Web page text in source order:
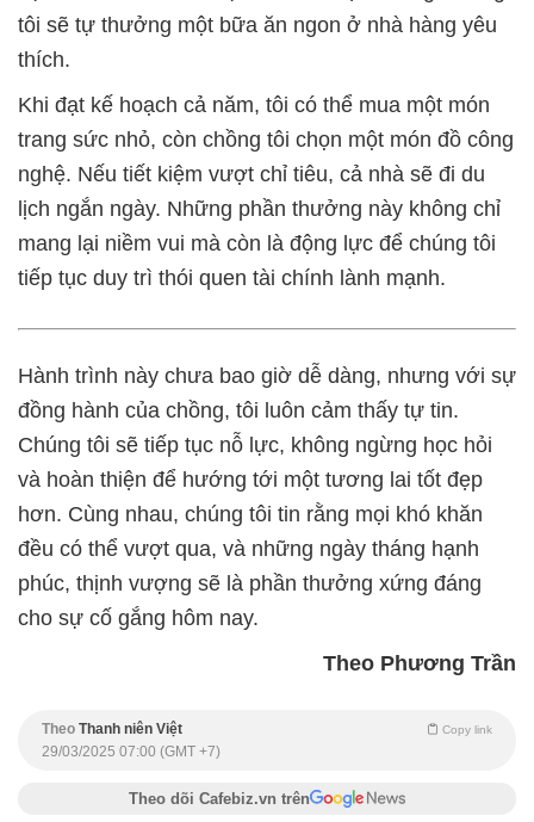
tôi sẽ tự thưởng một bữa ăn ngon ở nhà hàng yêu
thích.
Khi đạt kế hoạch cả năm, tôi có thể mua một món
trang sức nhỏ, còn chồng tôi chọn một món đồ công
nghệ. Nếu tiết kiệm vượt chỉ tiêu, cả nhà sẽ đi du
lịch ngắn ngày. Những phần thưởng này không chỉ
mang lại niềm vui mà còn là động lực để chúng tôi
tiếp tục duy trì thói quen tài chính lành mạnh.
Hành trình này chưa bao giờ dễ dàng, nhưng với sự
đồng hành của chồng, tôi luôn cảm thấy tự tin.
Chúng tôi sẽ tiếp tục nỗ lực, không ngừng học hỏi
và hoàn thiện để hướng tới một tương lai tốt đẹp
hơn. Cùng nhau, chúng tôi tin rằng mọi khó khăn
đều có thể vượt qua, và những ngày tháng hạnh
phúc, thịnh vượng sẽ là phần thưởng xứng đáng
cho sự cố gắng hôm nay.
Theo Phương Trần
Theo Thanh niên Việt Copy link
29/03/2025 07:00 (GMT +7)
Theo dõi Cafebiz.vn trên